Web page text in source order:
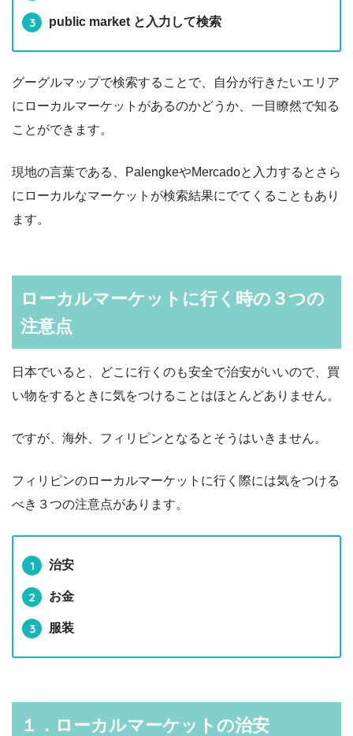
public market と入力して検索
グーグルマップで検索することで、自分が行きたいエリア
にローカルマーケットがあるのかどうか、一目瞭然で知る
ことができます。
現地の言葉である、PalengkeやMercadoと入力するとさら
にローカルなマーケットが検索結果にでてくることもあり
ます。
ローカルマーケットに行く時の３つの
注意点
日本でいると、どこに行くのも安全で治安がいいので、買
い物をするときに気をつけることはほとんどありません。
ですが、海外、フィリピンとなるとそうはいきません。
フィリピンのローカルマーケットに行く際には気をつける
べき３つの注意点があります。
治安
お金
服装
１．ローカルマーケットの治安